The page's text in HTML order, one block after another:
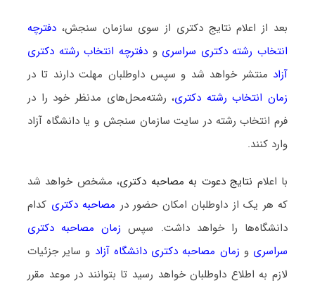
بعد از اعلام نتایج دکتری از سوی سازمان سنجش،دفترچه
انتخاب رشته دکتری سراسری ودفترچه انتخاب رشته دکتری
آزاد منتشر خواهد شد و سپس داوطلبان مهلت دارند تا در
زمان انتخاب رشته دکتری، رشته‌محل‌های مدنظر خود را در
فرم انتخاب رشته در سایت سازمان سنجش و یا دانشگاه آزاد
وارد کنند.
با اعلام نتایج دعوت به مصاحبه دکتری، مشخص خواهد شد
که هر یک از داوطلبان امکان حضور در مصاحبه دکتری کدام
دانشگاه‌ها را خواهد داشت. سپس زمان مصاحبه دکتری
سراسری و زمان مصاحبه دکتری دانشگاه آزاد و سایر جزئیات
لازم به اطلاع داوطلبان خواهد رسید تا بتوانند در موعد مقرر